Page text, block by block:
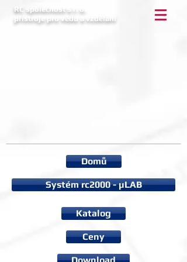
RC společnost s r. o.
přístroje pro vědu a vzdělání
Ceny
Katalog
Systém rc2000 - µLAB
Domů